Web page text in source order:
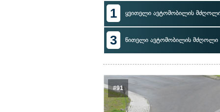
1 ყვითელი ავტომობილის
3 წითელი ავტომობილის მძღოლი
#91